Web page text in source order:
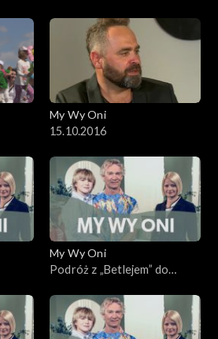
My Wy Oni
15.10.2016
My Wy Oni
Podróż z „Betlejem” do